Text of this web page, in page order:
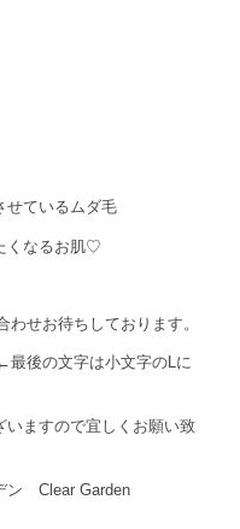
せているムダ毛
くなるお肌♡
せお待ちしております。
後の文字は小文字のLに
ますので宜しくお願い致
ン Clear Garden